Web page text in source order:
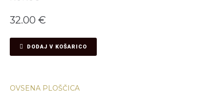
32.00 €
DODAJ V KOŠARICO
OVSENA PLOŠČICA